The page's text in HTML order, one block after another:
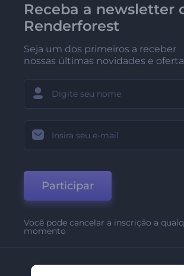
Receba a newsletter
Renderforest
Seja um dos primeiros a receber
nossas últimas novidades e
Participar
Você pode cancelar a inscrição a
momento